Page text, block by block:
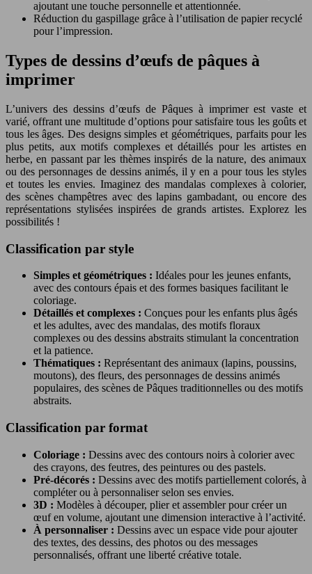
ajoutant une touche personnelle et attentionnée.
Réduction du gaspillage grâce à l’utilisation de papier recyclé
pour l’impression.
Types de dessins d’œufs de pâques à
imprimer
L’univers des dessins d’œufs de Pâques à imprimer est vaste et
varié, offrant une multitude d’options pour satisfaire tous les goûts et
tous les âges. Des designs simples et géométriques, parfaits pour les
plus petits, aux motifs complexes et détaillés pour les artistes en
herbe, en passant par les thèmes inspirés de la nature, des animaux
ou des personnages de dessins animés, il y en a pour tous les styles
et toutes les envies. Imaginez des mandalas complexes à colorier,
des scènes champêtres avec des lapins gambadant, ou encore des
représentations stylisées inspirées de grands artistes. Explorez les
possibilités !
Classification par style
Simples et géométriques : Idéales pour les jeunes enfants,
avec des contours épais et des formes basiques facilitant le
coloriage.
Détaillés et complexes : Conçues pour les enfants plus âgés
et les adultes, avec des mandalas, des motifs floraux
complexes ou des dessins abstraits stimulant la concentration
et la patience.
Thématiques : Représentant des animaux (lapins, poussins,
moutons), des fleurs, des personnages de dessins animés
populaires, des scènes de Pâques traditionnelles ou des motifs
abstraits.
Classification par format
Coloriage : Dessins avec des contours noirs à colorier avec
des crayons, des feutres, des peintures ou des pastels.
Pré-décorés : Dessins avec des motifs partiellement colorés, à
compléter ou à personnaliser selon ses envies.
3D : Modèles à découper, plier et assembler pour créer un
œuf en volume, ajoutant une dimension interactive à l’activité.
À personnaliser : Dessins avec un espace vide pour ajouter
des textes, des dessins, des photos ou des messages
personnalisés, offrant une liberté créative totale.